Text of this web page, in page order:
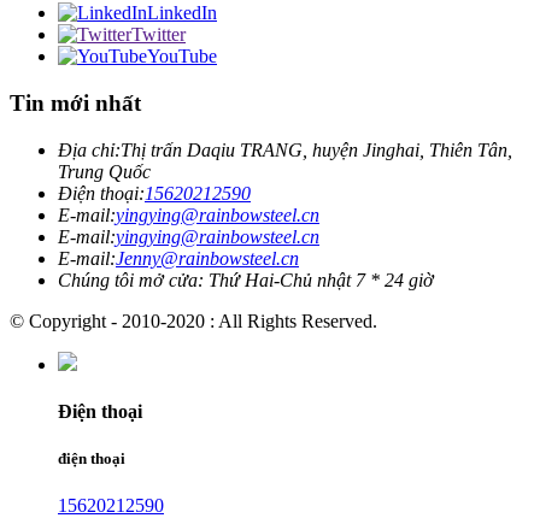
LinkedIn
Twitter
YouTube
Tin mới nhất
Địa chỉ:Thị trấn Daqiu TRANG, huyện Jinghai, Thiên Tân,
Trung Quốc
Điện thoại:15620212590
E-mail:yingying@rainbowsteel.cn
E-mail:yingying@rainbowsteel.cn
E-mail:Jenny@rainbowsteel.cn
Chúng tôi mở cửa: Thứ Hai-Chủ nhật 7 * 24 giờ
© Copyright - 2010-2020 : All Rights Reserved.
Điện thoại
điện thoại
15620212590